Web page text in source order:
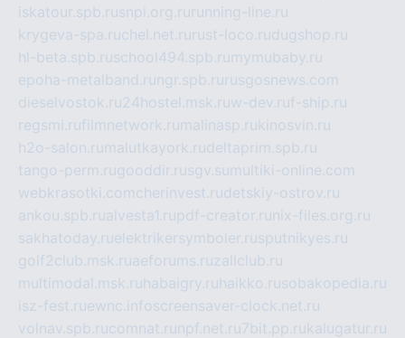
iskatour.spb.rusnpi.org.ru running-line.ru
krygeva-spa.ruchel.net.ru rust-loco.rudugshop.ru
hl-beta.spb.ruschool494.spb.ru mymubaby.ru
epoha-metalband.ru ngr.spb.ru rusgosnews.com
dieselvostok.ru24hostel.msk.ruw-dev.ruf-ship.ru
regsmi.rufilmnetwork.ru malinasp.rukinosvin.ru
h2o-salon.ru malutkayork.rudeltaprim.spb.ru
tango-perm.rugooddir.rusgv.su multiki-online.com
webkrasotki.comcherinvest.rudetskiy-ostrov.ru
ankou.spb.rualvesta1.rupdf-creator.ru nix-files.org.ru
sakhatoday.ruelektrikersymboler.rusputnikyes.ru
golf2club.msk.ruaeforums.ruzallclub.ru
multimodal.msk.ru habaigry.ru haikko.rusobakopedia.ru
isz-fest.ruewnc.infoscreensaver-clock.net.ru
volnav.spb.rucomnat.ru npf.net.ru 7bit.pp.rukalugatur.ru